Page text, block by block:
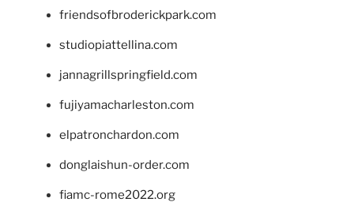
friendsofbroderickpark.com
studiopiattellina.com
jannagrillspringfield.com
fujiyamacharleston.com
elpatronchardon.com
donglaishun-order.com
fiamc-rome2022.org